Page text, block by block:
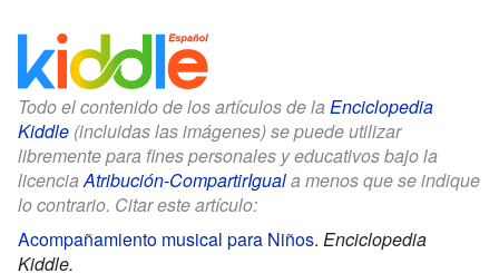
Todo el contenido de los artículos de la Enciclopedia
Kiddle (incluidas las imágenes) se puede utilizar
libremente para fines personales y educativos bajo la
licenciaAtribución-CompartirIguala menos que se indique
lo contrario. Citar este artículo:
Acompañamiento musical para Niños. Enciclopedia
Kiddle.